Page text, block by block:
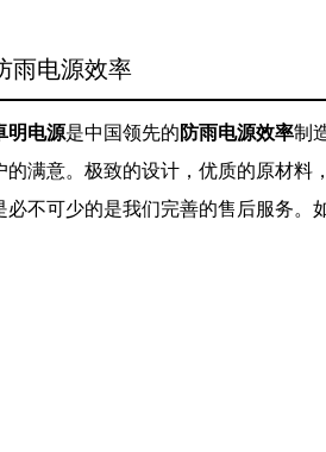
雨电源效率
明电源是中国领先的防雨电源效率制
的满意。极致的设计，优质的原材
必不可少的是我们完善的售后服务。